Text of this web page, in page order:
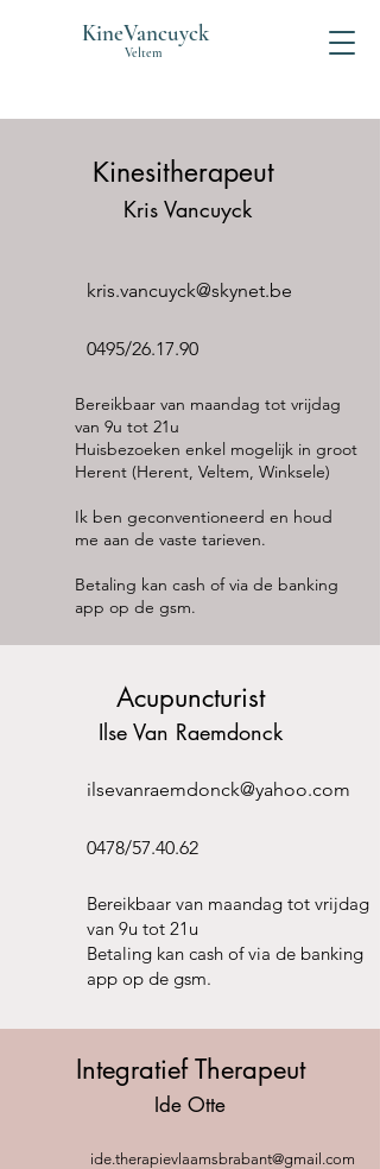
KineVancuyck
Veltem
Kinesitherapeut
Kris Vancuyck
kris.vancuyck@skynet.be
0495/26.17.90
Bereikbaar van maandag tot vrijdag
van 9u tot 21u
Huisbezoeken enkel mogelijk in groot
Herent (Herent, Veltem, Winksele)
Ik ben geconventioneerd en houd
me aan de vaste tarieven.
Betaling kan cash of via de banking
app op de gsm.
Acupuncturist
Ilse Van Raemdonck
ilsevanraemdonck@yahoo.com
0478/57.40.62
Bereikbaar van maandag tot vrijdag
van 9u tot 21u
Betaling kan cash of via de banking
app op de gsm.
Integratief Therapeut
Ide Otte
ide.therapievlaamsbrabant@gmail.com